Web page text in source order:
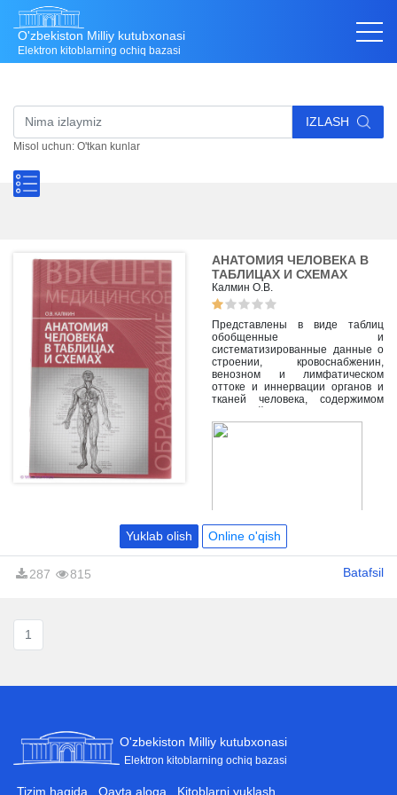
O'zbekiston Milliy kutubxonasi
Elektron kitoblarning ochiq bazasi
IZLASH
Misol uchun: O'tkan kunlar
АНАТОМИЯ ЧЕЛОВЕКА В
ТАБЛИЦАХ И СХЕМАХ
Калмин О.В.
Представлены в виде таблиц
обобщенные и
систематизированные данные о
строении, кровоснабженин,
венозном и лимфатическом
оттоке и иннервации органов и
тканей человека, содержимом
мышечных каналов и борозд.
Yuklab olish Online o'qish
287 815 Batafsil
1
O'zbekiston Milliy kutubxonasi
Elektron kitoblarning ochiq bazasi
Tizim haqida Qayta aloqa Kitoblarni yuklash